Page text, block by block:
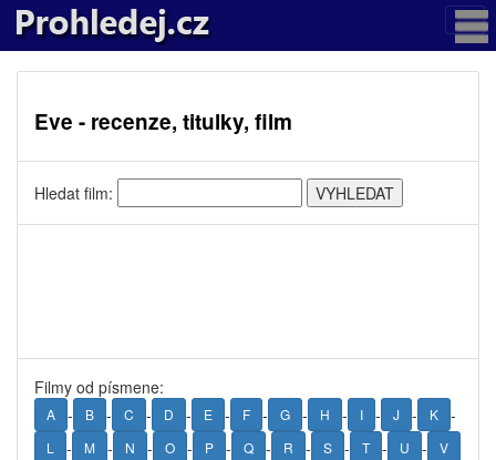
Eve - recenze, titulky, film
Hledat film:
Filmy od písmene:
A - B - C - D - E - F - G - H - I - J - K -
L - M - N - O - P - Q - R - S - T - U - V